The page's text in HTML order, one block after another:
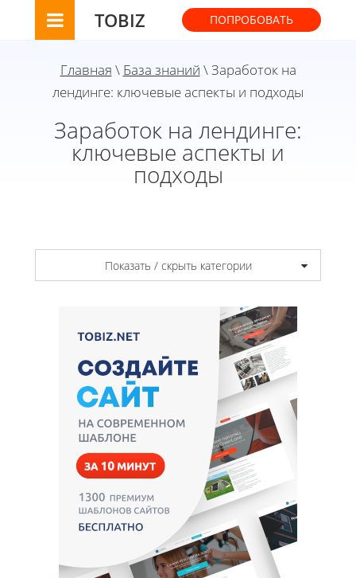
TOBIZ ПОПРОБОВАТЬ
Главная \ База знаний \ Заработок на
лендинге: ключевые аспекты и подходы
Заработок на лендинге:
ключевые аспекты и
подходы
Показать / скрыть категории